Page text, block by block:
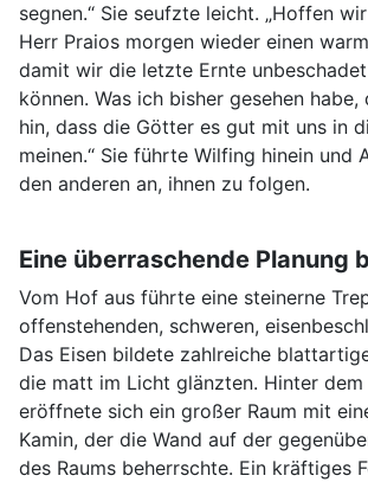
segnen.“ Sie seufzte leicht. „Hoffen
Herr Praios morgen wieder einen
damit wir die letzte Ernte
können. Was ich bisher gesehen
hin, dass die Götter es gut mit uns in
meinen.“ Sie führte Wilfing hinein und
den anderen an, ihnen zu folgen.
Eine überraschende Planung
Vom Hof aus führte eine steinerne
offenstehenden, schweren,
Das Eisen bildete zahlreiche
die matt im Licht glänzten. Hinter dem
eröffnete sich ein großer Raum mit
Kamin, der die Wand auf der
des Raums beherrschte. Ein kräftiges